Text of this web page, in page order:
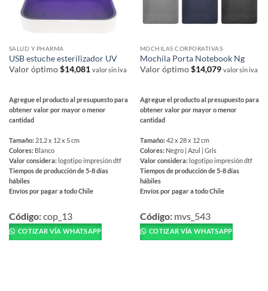
SALUD Y PHARMA
USB estuche esterilizador UV
Valor óptimo$14,081 valor sin iva
Agregue el producto al presupuesto para
obtener valor por mayor o menor
cantidad
Tamaño: 21.2 x 12 x 5 cm
Colores: Blanco
Valor considera: logotipo impresión dtf
Tiempos de producción de 5-8 días
hábiles
Envíos por pagar a todo Chile
producto
tiene
múltiples
Código:cop_13
COTIZAR VÍA WHATSAPP
MOCHILAS CORPORATIVAS
Mochila Porta Notebook Ng
Valor óptimo$14,079 valor sin iva
Agregue el producto al presupuesto para
obtener valor por mayor o menor
cantidad
Tamaño:42 x 28 x 12 cm
Colores: Negro | Azul | Gris
Valor considera: logotipo impresión dtf
Tiempos de producción de 5-8 días
hábiles
Envíos por pagar a todo Chile
producto
tiene
múltiples
Código: mvs_543
COTIZAR VÍA WHATSAPP